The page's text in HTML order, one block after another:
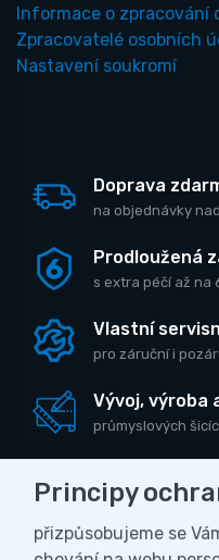
Informace o zpracování
Zpracovatelé osobních
Nastavení soukromí
Doprava
na objednávky
Prodloužená
s extra péčí až na
Vlastní
pro záruční i
Vývoj, výroba
průmyslových
Principy
přizpůsobujeme se